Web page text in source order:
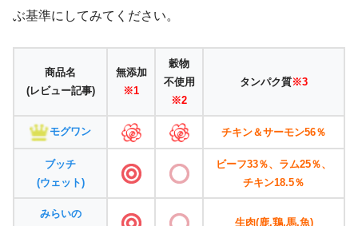
ぶ基準にしてみてください。
商品名
(レビュー記事)
無添加
※1
穀物
不使用
※2
タンパク質※3
モグワン チキン＆サーモン56％
ブッチ
(ウェット)
ビーフ33％、ラム25％、
チキン18.5％
みらいの
生肉(鹿,鶏,馬,魚)